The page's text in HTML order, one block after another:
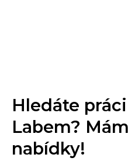
Hledáte
Labem?
nabídky!